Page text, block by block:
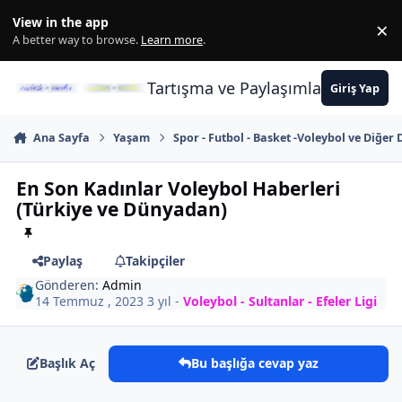
View in the app
A better way to browse. Learn more. ×
Tartışma ve PaylaşımlarınGiriş Yap
Ana Sayfa Yaşam Spor - Futbol - Basket -Voleybol ve Diğer
En Son Kadınlar Voleybol Haberleri
(Türkiye ve Dünyadan)
Paylaş
Takipçiler
Gönderen:Admin
14 Temmuz , 20233 yıl -Voleybol - Sultanlar - Efeler Ligi
Başlık Aç Bu başlığa cevap yaz